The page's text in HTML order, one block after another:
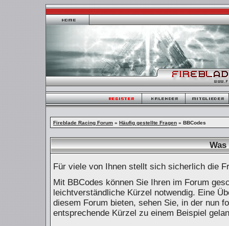
Fireblade Racing Forum » Häufig gestellte Fragen » BBCodes
Für viele von Ihnen stellt sich sicherlich die
Mit BBCodes können Sie Ihren im Forum
leichtverständliche Kürzel notwendig. Eine
diesem Forum bieten, sehen Sie, in der nun
entsprechende Kürzel zu einem Beispiel